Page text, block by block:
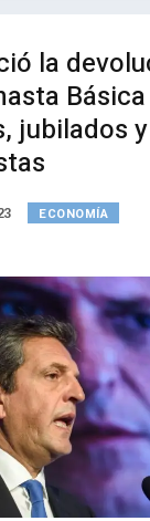
la
jubilados y
ECONOMÍA